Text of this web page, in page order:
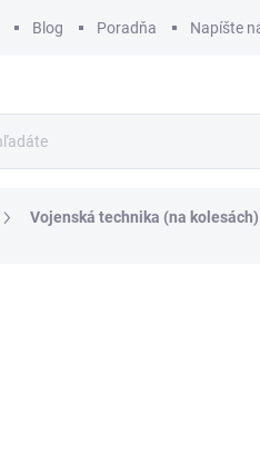
Blog Poradňa Napíšte
Vojenská technika (na